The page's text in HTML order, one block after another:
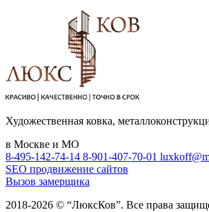
Художественная ковка,
в Москве и МО
8-495-142-74-14 8-901-407-70-01
SEO продвижение сайтов
Вызов замерщика
2018-2026 © “ЛюксКов”. Все права